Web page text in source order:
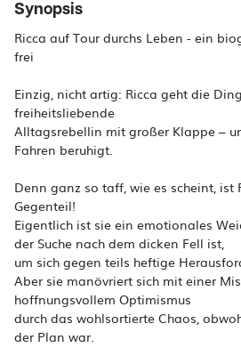
Synopsis
Ricca auf Tour durchs Leben - ein
frei
Einzig, nicht artig: Ricca geht die
freiheitsliebende
Alltagsrebellin mit großer Klappe –
Fahren beruhigt.
Denn ganz so taff, wie es scheint, ist
Gegenteil!
Eigentlich ist sie ein emotionales
der Suche nach dem dicken Fell ist,
um sich gegen teils heftige
Aber sie manövriert sich mit einer
hoffnungsvollem Optimismus
durch das wohlsortierte Chaos,
der Plan war.